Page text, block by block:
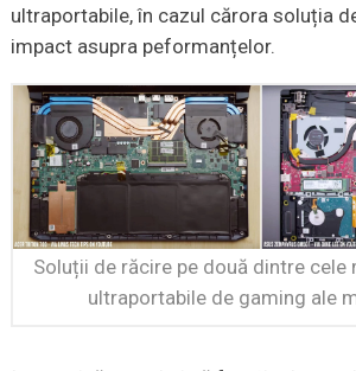
ultraportabile, în cazul cărora soluția
impact asupra peformanțelor.
Soluții de răcire pe două dintre
ultraportabile de gaming ale